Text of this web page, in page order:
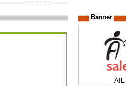
Banner
AIL